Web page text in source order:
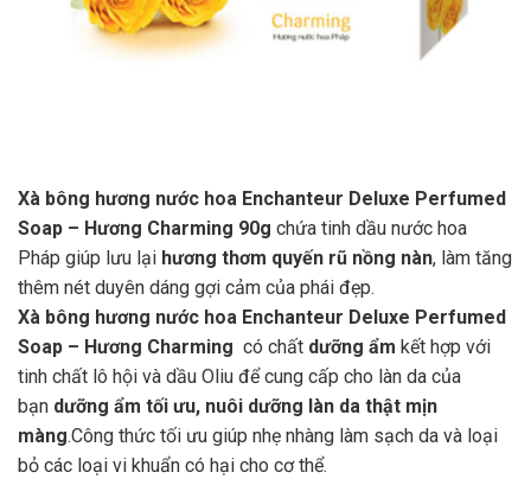
Xà bông hương nước hoa Enchanteur Deluxe Perfumed
Soap – Hương Charming 90g chứa tinh dầu nước hoa
Pháp giúp lưu lại hương thơm quyến rũ nồng nàn, làm tăng
thêm nét duyên dáng gợi cảm của phái đẹp.
Xà bông hương nước hoa Enchanteur Deluxe Perfumed
Soap – Hương Charming có chất dưỡng ẩm kết hợp với
tinh chất lô hội và dầu Oliu để cung cấp cho làn da của
bạn dưỡng ẩm tối ưu, nuôi dưỡng làn da thật mịn
màng.Công thức tối ưu giúp nhẹ nhàng làm sạch da và loại
bỏ các loại vi khuẩn có hại cho cơ thể.